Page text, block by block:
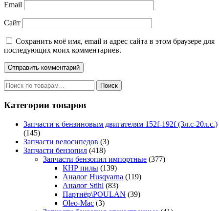
Email
Сайт
Сохранить моё имя, email и адрес сайта в этом браузере для
последующих моих комментариев.
Искать: Поиск
Категории товаров
Запчасти к бензиновым двигателям 152f-192f (3л.с-20л.с.)
(145)
Запчасти велосипедов (3)
Запчасти бензопил (418)
Запчасти бензопил импортные (377)
КНР пилы (139)
Аналог Husqvarna (119)
Аналог Stihl (83)
Партнёр\POULAN (39)
Oleo-Mac (3)